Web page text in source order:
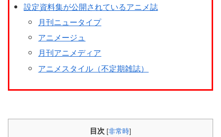
設定資料集が公開されているアニメ誌
月刊ニュータイプ
アニメージュ
月刊アニメディア
アニメスタイル（不定期雑誌）
目次 [非常時]